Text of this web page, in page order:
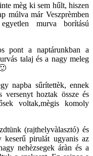
mèg ki sem hűlt, hiszen
múlva már Veszprèmben
murva borítású
pont a naptárunkban a
talaj és a nagy meleg
napba sűrítettèk, ennek
versenyt hoztak össze és
voltak,mègis komoly
(rajthelyvàlasztó) és
pirulát ugyanis az
nehèzsegek áràn és a